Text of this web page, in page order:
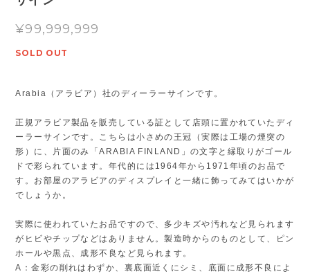
¥99,999,999
SOLD OUT
Arabia（アラビア）社のディーラーサインです。
正規アラビア製品を販売している証として店頭に置かれていたディ
ーラーサインです。こちらは小さめの王冠（実際は工場の煙突の
形）に、片面のみ「ARABIA FINLAND」の文字と縁取りがゴール
ドで彩られています。年代的には1964年から1971年頃のお品で
す。お部屋のアラビアのディスプレイと一緒に飾ってみてはいかが
でしょうか。
実際に使われていたお品ですので、多少キズや汚れなど見られます
がヒビやチップなどはありません。製造時からのものとして、ピン
ホールや黒点、成形不良など見られます。
A：金彩の削れはわずか、裏底面近くにシミ、底面に成形不良によ